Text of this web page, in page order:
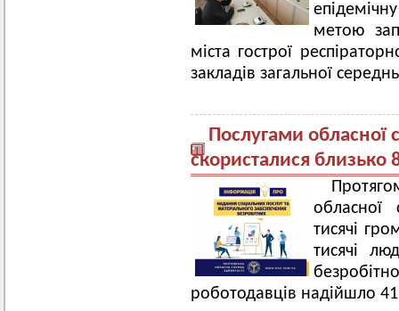
метою
міста гострої
закладів загальної
Послугами обласної
скористалися близько
обласної
тисячі
тисячі
роботодавців надійшло